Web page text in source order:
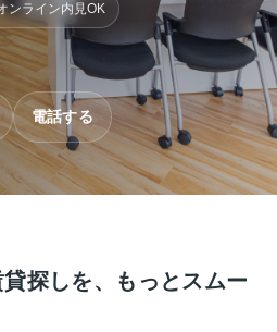
ンライン内見OK
電話する
探しを、もっとスムー